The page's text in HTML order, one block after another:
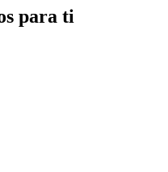
para ti